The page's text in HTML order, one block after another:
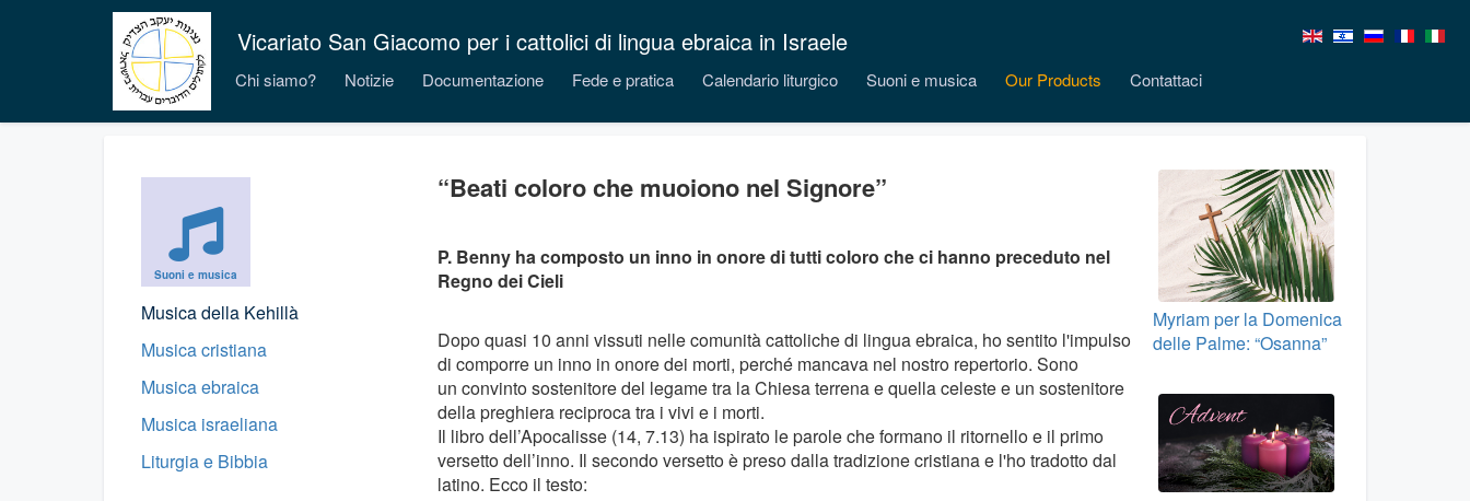
Vicariato San Giacomo per i cattolici di lingua ebraica in Israele
Chi siamo? Notizie Documentazione Fede e pratica Calendario liturgico Suoni e musica Our Products Contattaci
Suoni e musica
Musica della Kehillà
Musica cristiana
Musica ebraica
Musica israeliana
Liturgia e Bibbia
“Beati coloro che muoiono nel Signore”
P. Benny ha composto un inno in onore di tutti coloro che ci hanno preceduto nel
Regno dei Cieli
Dopo quasi 10 anni vissuti nelle comunità cattoliche di lingua ebraica, ho sentito l'impulso
di comporre un inno in onore dei morti, perché mancava nel nostro repertorio. Sono
un convinto sostenitore del legame tra la Chiesa terrena e quella celeste e un sostenitore
della preghiera reciproca tra i vivi e i morti.
Il libro dell’Apocalisse (14, 7.13) ha ispirato le parole che formano il ritornello e il primo
versetto dell’inno. Il secondo versetto è preso dalla tradizione cristiana e l'ho tradotto dal
latino. Ecco il testo:
Myriam per la Domenica
delle Palme: “Osanna”